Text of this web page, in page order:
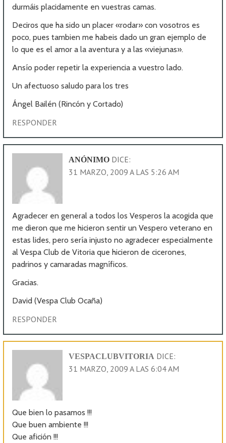
durmáis placidamente en vuestras camas.
Deciros que ha sido un placer «rodar» con vosotros es
poco, pues tambien me habeis dado un gran ejemplo de
lo que es el amor a la aventura y a las «viejunas».
Ansío poder repetir la experiencia a vuestro lado.
Un afectuoso saludo para los tres
Ángel Bailén (Rincón y Cortado)
RESPONDER
ANÓNIMO DICE:
31 MARZO, 2009 A LAS 5:26 AM
Agradecer en general a todos los Vesperos la acogida que
me dieron que me hicieron sentir un Vespero veterano en
estas lides, pero sería injusto no agradecer especialmente
al Vespa Club de Vitoria que hicieron de cicerones,
padrinos y camaradas magníficos.
Gracias.
David (Vespa Club Ocaña)
RESPONDER
VESPACLUBVITORIA DICE:
31 MARZO, 2009 A LAS 6:04 AM
Que bien lo pasamos !!!
Que buen ambiente !!!
Que afición !!!